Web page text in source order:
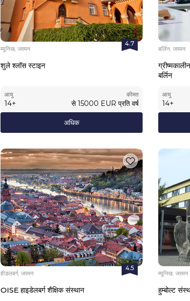
4.7
म्यूनिख, जरमन
शुले श्लॉस स्टाइन
आयु
14+
कीमत
से 15000 EUR प्रति वर्ष
अधिक
बर्लिन, जरमन
बर्लिन
आयु
14+
4.5
हीडलबर्ग, जरमन
OISE हाइडेलबर्ग शैक्षिक संस्थान
म्यूनिख, जरमन
हुम्बोल्ट